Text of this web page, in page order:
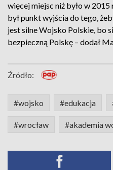
więcej miejsc niż było w
był punkt wyjścia do tego,
jest silne Wojsko Polskie, bo
bezpieczną Polskę – dodał
Źródło:
#wojsko #edukacja
#wrocław #akademia